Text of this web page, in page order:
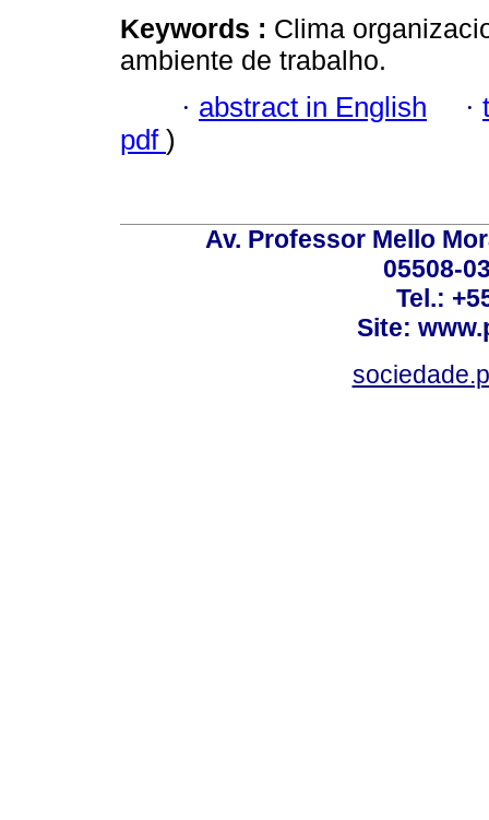
Keywords : Clima
ambiente de trabalho.
· abstract in English ·
pdf )
Av. Professor Mello
05508-
Tel.:
Site: